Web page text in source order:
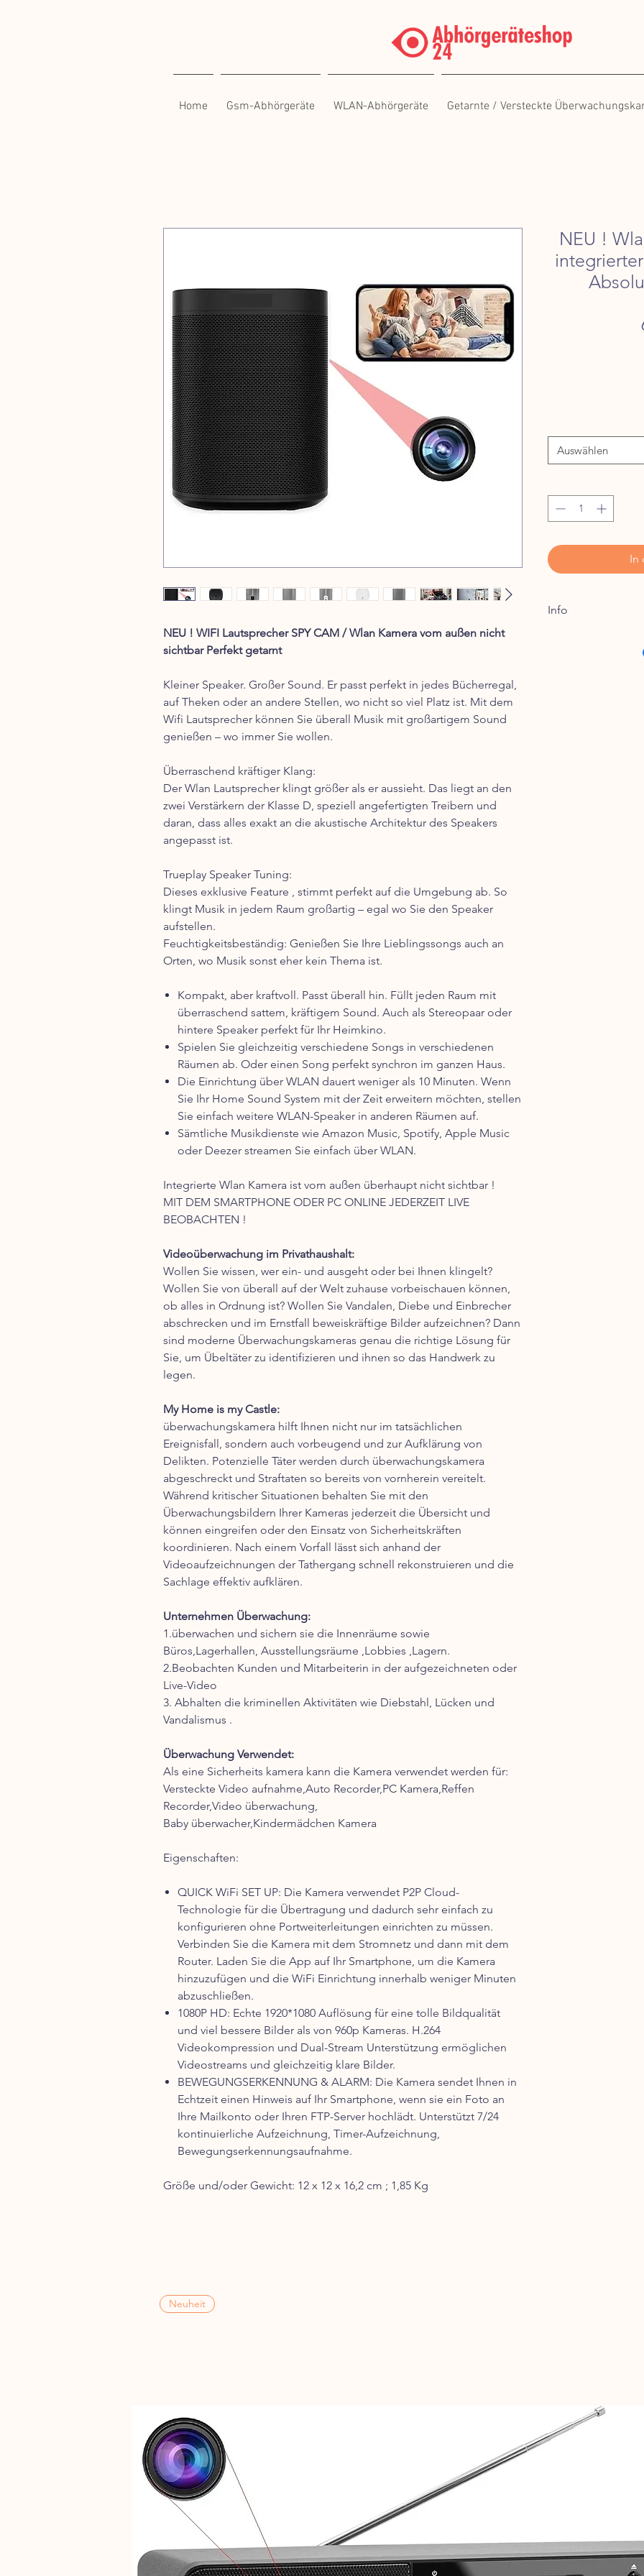
Home Gsm-Abhörgeräte WLAN-Abhörgeräte Getarnte / Versteckte
NEU ! WIFI Lautsprecher SPY CAM / Wlan Kamera vom außen nicht
sichtbar Perfekt getarnt
Kleiner Speaker. Großer Sound. Er passt perfekt in jedes Bücherregal,
auf Theken oder an andere Stellen, wo nicht so viel Platz ist. Mit dem
Wifi Lautsprecher können Sie überall Musik mit großartigem Sound
genießen – wo immer Sie wollen.
Überraschend kräftiger Klang:
Der Wlan Lautsprecher klingt größer als er aussieht. Das liegt an den
zwei Verstärkern der Klasse D, speziell angefertigten Treibern und
daran, dass alles exakt an die akustische Architektur des Speakers
angepasst ist.
Trueplay Speaker Tuning:
Dieses exklusive Feature , stimmt perfekt auf die Umgebung ab. So
klingt Musik in jedem Raum großartig – egal wo Sie den Speaker
aufstellen.
Feuchtigkeitsbeständig: Genießen Sie Ihre Lieblingssongs auch an
Orten, wo Musik sonst eher kein Thema ist.
Kompakt, aber kraftvoll. Passt überall hin. Füllt jeden Raum mit
überraschend sattem, kräftigem Sound. Auch als Stereopaar oder
hintere Speaker perfekt für Ihr Heimkino.
Spielen Sie gleichzeitig verschiedene Songs in verschiedenen
Räumen ab. Oder einen Song perfekt synchron im ganzen Haus.
Die Einrichtung über WLAN dauert weniger als 10 Minuten. Wenn
Sie Ihr Home Sound System mit der Zeit erweitern möchten, stellen
Sie einfach weitere WLAN-Speaker in anderen Räumen auf.
Sämtliche Musikdienste wie Amazon Music, Spotify, Apple Music
oder Deezer streamen Sie einfach über WLAN.
Integrierte Wlan Kamera ist vom außen überhaupt nicht sichtbar !
MIT DEM SMARTPHONE ODER PC ONLINE JEDERZEIT LIVE
BEOBACHTEN !
Videoüberwachung im Privathaushalt:
Wollen Sie wissen, wer ein- und ausgeht oder bei Ihnen klingelt?
Wollen Sie von überall auf der Welt zuhause vorbeischauen können,
ob alles in Ordnung ist? Wollen Sie Vandalen, Diebe und Einbrecher
abschrecken und im Ernstfall beweiskräftige Bilder aufzeichnen? Dann
sind moderne Überwachungskameras genau die richtige Lösung für
Sie, um Übeltäter zu identifizieren und ihnen so das Handwerk zu
legen.
My Home is my Castle:
überwachungskamera hilft Ihnen nicht nur im tatsächlichen
Ereignisfall, sondern auch vorbeugend und zur Aufklärung von
Delikten. Potenzielle Täter werden durch überwachungskamera
abgeschreckt und Straftaten so bereits von vornherein vereitelt.
Während kritischer Situationen behalten Sie mit den
Überwachungsbildern Ihrer Kameras jederzeit die Übersicht und
können eingreifen oder den Einsatz von Sicherheitskräften
koordinieren. Nach einem Vorfall lässt sich anhand der
Videoaufzeichnungen der Tathergang schnell rekonstruieren und die
Sachlage effektiv aufklären.
Unternehmen Überwachung:
1.überwachen und sichern sie die Innenräume sowie
Büros,Lagerhallen, Ausstellungsräume ,Lobbies ,Lagern.
2.Beobachten Kunden und Mitarbeiterin in der aufgezeichneten oder
Live-Video
3. Abhalten die kriminellen Aktivitäten wie Diebstahl, Lücken und
Vandalismus .
Überwachung Verwendet:
Als eine Sicherheits kamera kann die Kamera verwendet werden für:
Versteckte Video aufnahme,Auto Recorder,PC Kamera,Reffen
Recorder,Video überwachung,
Baby überwacher,Kindermädchen Kamera
Eigenschaften:
QUICK WiFi SET UP: Die Kamera verwendet P2P Cloud-
Technologie für die Übertragung und dadurch sehr einfach zu
konfigurieren ohne Portweiterleitungen einrichten zu müssen.
Verbinden Sie die Kamera mit dem Stromnetz und dann mit dem
Router. Laden Sie die App auf Ihr Smartphone, um die Kamera
hinzuzufügen und die WiFi Einrichtung innerhalb weniger Minuten
abzuschließen.
1080P HD: Echte 1920*1080 Auflösung für eine tolle Bildqualität
und viel bessere Bilder als von 960p Kameras. H.264
Videokompression und Dual-Stream Unterstützung ermöglichen
Videostreams und gleichzeitig klare Bilder.
BEWEGUNGSERKENNUNG & ALARM: Die Kamera sendet Ihnen in
Echtzeit einen Hinweis auf Ihr Smartphone, wenn sie ein Foto an
Ihre Mailkonto oder Ihren FTP-Server hochlädt. Unterstützt 7/24
kontinuierliche Aufzeichnung, Timer-Aufzeichnung,
Bewegungserkennungsaufnahme.
Größe und/oder Gewicht: 12 x 12 x 16,2 cm ; 1,85 Kg
NEU !
Auswählen
In
Info
Nach der Zahlung
Neuheit